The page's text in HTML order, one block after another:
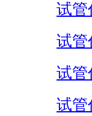
试管
试管
试管
试管